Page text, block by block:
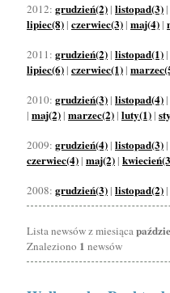
2012: grudzień(2) | listopad(3) |
lipiec(8) | czerwiec(3) | maj(4) |
2011: grudzień(2) | listopad(1) |
lipiec(6) | czerwiec(1) |
2010: grudzień(3) | listopad(4) |
| maj(2) | marzec(2) | luty(1) |
2009: grudzień(4) | listopad(3) |
czerwiec(4) | maj(2) |
2008: grudzień(3) | listopad(2) |
Lista newsów z miesiąca
Znaleziono 1 newsów